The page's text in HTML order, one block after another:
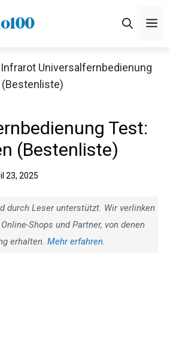
Infrarot Universalfernbedienung
(Bestenliste)
Test:
(Bestenliste)
23, 2025
durch Leser unterstützt. Wir verlinken
Shops und Partner, von denen
erhalten. Mehr erfahren.